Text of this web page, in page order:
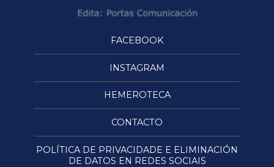
FACEBOOK
INSTAGRAM
HEMEROTECA
CONTACTO
POLÍTICA DE PRIVACIDADE E ELIMINACIÓN
DE DATOS EN REDES SOCIAIS